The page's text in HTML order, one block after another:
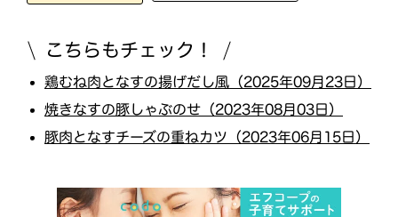
こちらもチェック！
鶏むね肉となすの揚げだし風（2025年09月23日）
焼きなすの豚しゃぶのせ（2023年08月03日）
豚肉となすチーズの重ねカツ（2023年06月15日）